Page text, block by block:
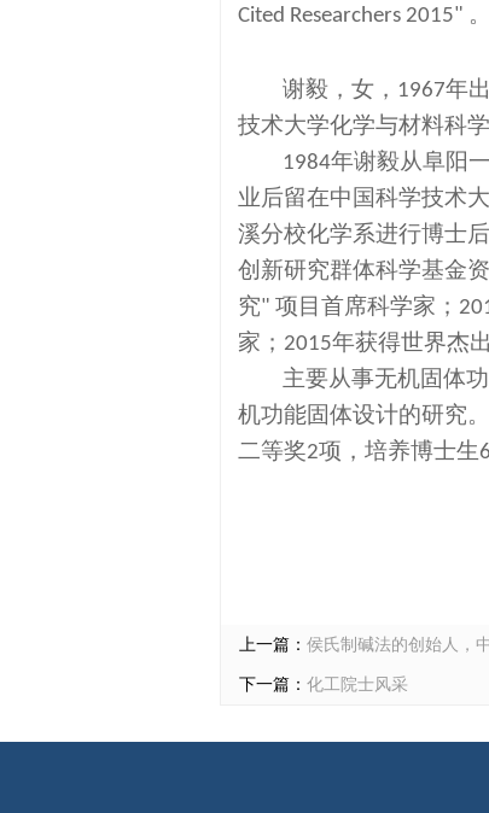
Cited Researchers 2015" 。
谢毅，女， 1967年
技术大学化学与材料科
1984年谢毅从阜阳
业后留在中国科学技术
溪分校化学系进行博士
创新研究群体科学基金
究" 项目首席科学家 ；
家 ； 2015年获得世界杰
主要从事无机固体
机功能固体设计的研究
二等奖2项，培养博士生
上一篇： 侯氏制碱法的创始人，
下一篇： 化工院士风采